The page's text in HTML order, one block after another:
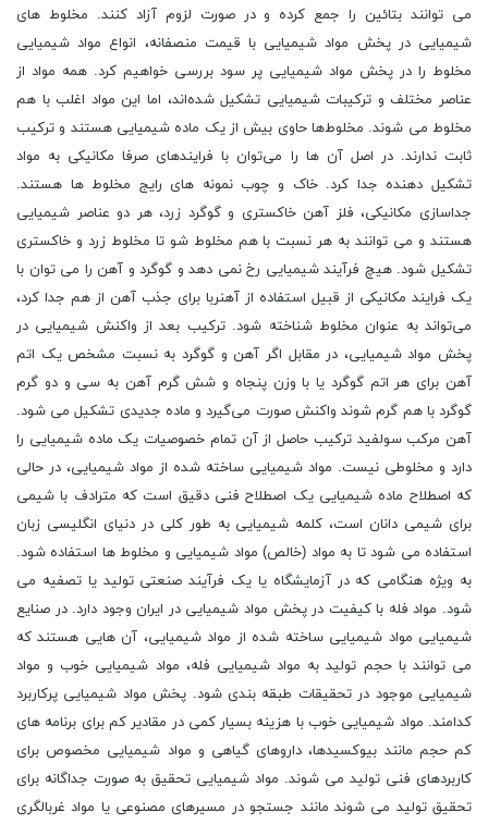
می‌ توانند بتائین را جمع کرده و در صورت لزوم آزاد کنند. مخلوط ‌های
شیمیایی در پخش مواد شیمیایی با قیمت منصفانه، انواع مواد شیمیایی
مخلوط را در پخش مواد شیمیایی پر سود بررسی خواهیم کرد. همه مواد از
عناصر مختلف و ترکیبات شیمیایی تشکیل شده‌اند، اما این مواد اغلب با هم
مخلوط می شوند. مخلوط‌ها حاوی بیش از یک ماده شیمیایی هستند و ترکیب
ثابت ندارند. در اصل آن ها را می‌توان با فرایندهای صرفا مکانیکی به مواد
تشکیل دهنده جدا کرد. خاک و چوب نمونه ‌های رایج مخلوط‌ ها هستند.
جداسازی مکانیکی، فلز آهن خاکستری و گوگرد زرد، هر دو عناصر شیمیایی
هستند و می‌ توانند به هر نسبت با هم مخلوط شو تا مخلوط زرد و خاکستری
تشکیل شود. هیچ فرآیند شیمیایی رخ نمی‌ دهد و گوگرد و آهن را می‌ توان با
یک فرایند مکانیکی از قبیل استفاده از آهنربا برای جذب آهن از هم جدا کرد،
می‌تواند به عنوان مخلوط شناخته شود. ترکیب بعد از واکنش شیمیایی در
پخش مواد شیمیایی، در مقابل اگر آهن و گوگرد به نسبت مشخص یک اتم
آهن برای هر اتم گوگرد یا با وزن پنجاه و شش گرم آهن به سی و دو گرم
گوگرد با هم گرم شوند واکنش صورت می‌گیرد و ماده جدیدی تشکیل می شود.
آهن مرکب سولفید ترکیب حاصل از آن تمام خصوصیات یک ماده شیمیایی را
دارد و مخلوطی نیست. مواد شیمیایی ساخته شده از مواد شیمیایی، در حالی
که اصطلاح ماده شیمیایی یک اصطلاح فنی دقیق است که مترادف با شیمی
برای شیمی دانان است، کلمه شیمیایی به طور کلی در دنیای انگلیسی زبان
استفاده می شود تا به مواد (خالص) مواد شیمیایی و مخلوط‌ ها استفاده شود.
به ویژه هنگامی که در آزمایشگاه یا یک فرآیند صنعتی تولید یا تصفیه می
شود. مواد فله با کیفیت در پخش مواد شیمیایی در ایران وجود دارد. در صنایع
شیمیایی مواد شیمیایی ساخته شده از مواد شیمیایی، آن هایی هستند که
می ‌توانند با حجم تولید به مواد شیمیایی فله، مواد شیمیایی خوب و مواد
شیمیایی موجود در تحقیقات طبقه بندی شود. پخش مواد شیمیایی پرکاربرد
کدامند. مواد شیمیایی خوب با هزینه بسیار کمی در مقادیر کم برای برنامه‌ های
کم حجم مانند بیوکسیدها، داروهای گیاهی و مواد شیمیایی مخصوص برای
کاربردهای فنی تولید می شوند. مواد شیمیایی تحقیق به صورت جداگانه برای
تحقیق تولید می شوند مانند جستجو در مسیرهای مصنوعی یا مواد غربالگری